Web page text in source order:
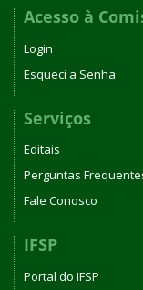
Acesso à
Login
Esqueci a Senha
Serviços
Editais
Perguntas
Fale Conosco
IFSP
Portal do IFSP